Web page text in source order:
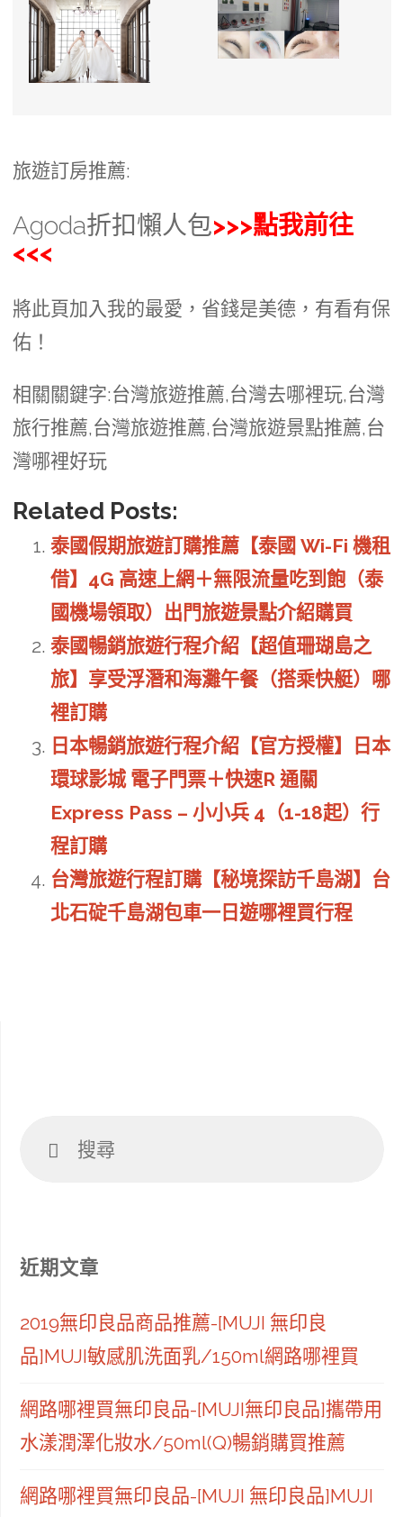
旅遊訂房推薦:
Agoda折扣懶人包>>>點我前往
<<<
將此頁加入我的最愛，省錢是美德，有看有保
佑！
相關關鍵字:台灣旅遊推薦,台灣去哪裡玩,台灣
旅行推薦,台灣旅遊推薦,台灣旅遊景點推薦,台
灣哪裡好玩
Related Posts:
泰國假期旅遊訂購推薦【泰國 Wi-Fi 機租
借】4G 高速上網＋無限流量吃到飽（泰
國機場領取）出門旅遊景點介紹購買
泰國暢銷旅遊行程介紹【超值珊瑚島之
旅】享受浮潛和海灘午餐（搭乘快艇）哪
裡訂購
日本暢銷旅遊行程介紹【官方授權】日本
環球影城 電子門票＋快速R 通關
Express Pass – 小小兵 4（1-18起）行
程訂購
台灣旅遊行程訂購【秘境探訪千島湖】台
北石碇千島湖包車一日遊哪裡買行程
搜
近期文章
2019無印良品商品推薦-[MUJI 無印良
品]MUJI敏感肌洗面乳/150ml網路哪裡買
網路哪裡買無印良品-[MUJI無印良品]攜帶用
水漾潤澤化妝水/50ml(Q)暢銷購買推薦
網路哪裡買無印良品-[MUJI 無印良品]MUJI